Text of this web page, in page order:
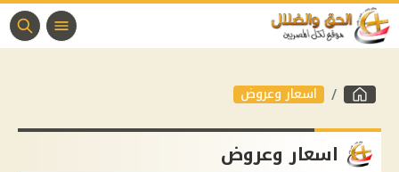
اسعار وعروض
اسعار وعروض